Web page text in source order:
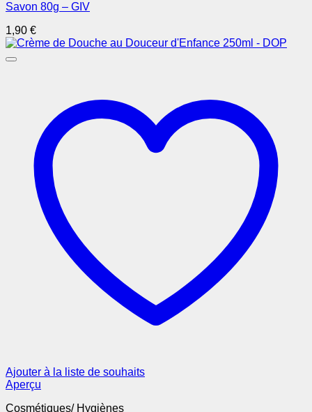
Savon 80g – GIV
1,90 €
Ajouter à la liste de souhaits
Aperçu
Cosmétiques/ Hygiènes